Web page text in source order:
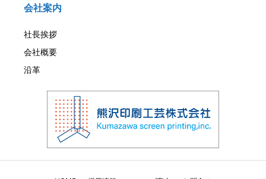
会社案内
社長挨拶
会社概要
沿革